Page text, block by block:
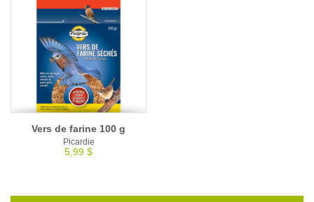
Vers de farine 100 g
Picardie
5,99 $